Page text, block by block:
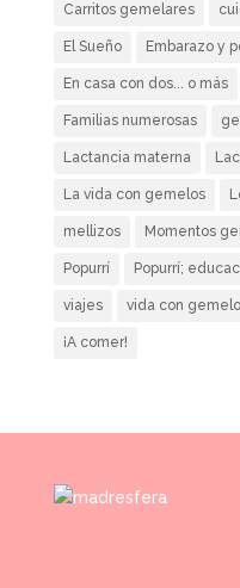
Carritos gemelares
El Sueño Embarazo y
En casa con dos... o más
Familias numerosas
Lactancia materna
La vida con gemelos
mellizos Momentos
Popurrí Popurrí;
viajes vida con
¡A comer!